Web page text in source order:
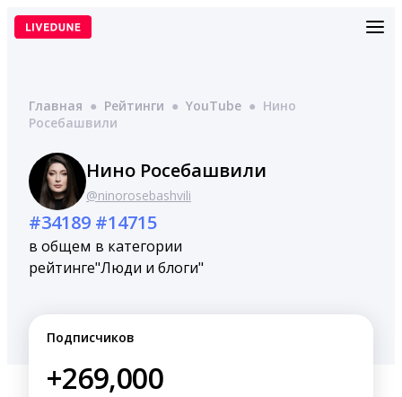
Перейти
Главная ● Рейтинги ● YouTube ● Нино
Росебашвили
Нино Росебашвили
@ninorosebashvili
#34189
в общем
рейтинге
#14715
в категории
"Люди и блоги"
Подписчиков
+269,000